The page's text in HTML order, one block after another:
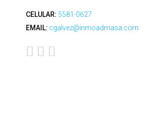
CELULAR: 5581-0627
EMAIL: cgalvez@inmoadmasa.com